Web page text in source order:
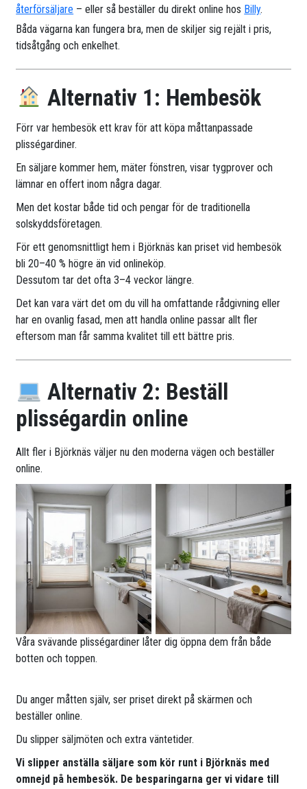
återförsäljare – eller så beställer du direkt online hos Billy.
Båda vägarna kan fungera bra, men de skiljer sig rejält i pris,
tidsåtgång och enkelhet.
Alternativ 1: Hembesök
Förr var hembesök ett krav för att köpa måttanpassade
plisségardiner.
En säljare kommer hem, mäter fönstren, visar tygprover och
lämnar en offert inom några dagar.
Men det kostar både tid och pengar för de traditionella
solskyddsföretagen.
För ett genomsnittligt hem i Björknäs kan priset vid hembesök
bli 20–40 % högre än vid onlineköp.
Dessutom tar det ofta 3–4 veckor längre.
Det kan vara värt det om du vill ha omfattande rådgivning eller
har en ovanlig fasad, men att handla online passar allt fler
eftersom man får samma kvalitet till ett bättre pris.
Alternativ 2: Beställ
plisségardin online
Allt fler i Björknäs väljer nu den moderna vägen och beställer
online.
Våra svävande plisségardiner låter dig öppna dem från både
botten och toppen.
Du anger måtten själv, ser priset direkt på skärmen och
beställer online.
Du slipper säljmöten och extra väntetider.
Vi slipper anställa säljare som kör runt i Björknäs med
omnejd på hembesök. De besparingarna ger vi vidare till